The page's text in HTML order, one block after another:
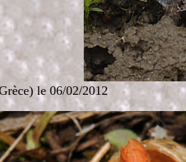
le 06/02/2012